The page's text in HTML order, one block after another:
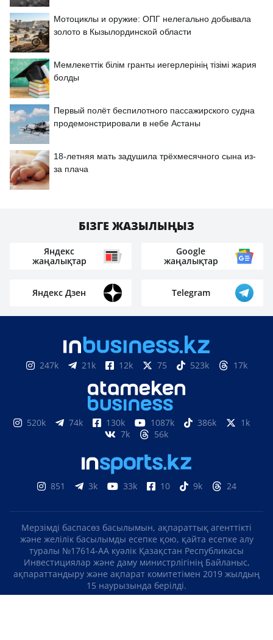
Мотоциклы и оружие: ОПГ нелегально добывала
золото в Кызылординской области
Мемлекеттік білім гранты иегерлерінің тізімі жария
болды
Первый полёт беспилотного пассажирского судна
продемонстрировали в небе Астаны
18-летняя мать задушила трёхмесячного сына из-
за плача
БІЗГЕ ЖАЗЫЛЫҢЫЗ
Яндекс
жаңалықтар
Google
жаңалықтар
Яндекс Дзен Telegram
247k 21k 12k 75 523k 17k
520k 74k 130k 1087k 386k
1k
7k
56k
851 3k 33k 10 9k 24
Мерзімді баспасөз басылымын, ақпараттық агенттікті
және желілік басылымды есепке қою, қайта есепке алу
туралы №17614-АА куәлік Қазақстан Республикасы
Инвестициялар және даму министрлігінің Байланыс,
ақпараттандыру және ақпарат комитетімен 2019 жылдың
15 наурызында берілді.